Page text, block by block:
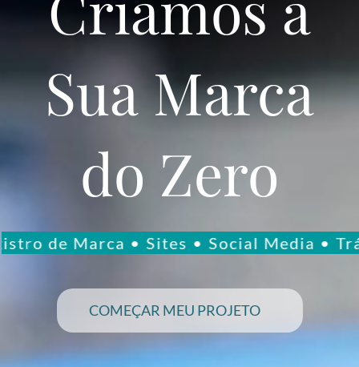
SuaMarca
do Zero
de Marca • Sites • Social Media •
COMEÇAR MEU PROJETO